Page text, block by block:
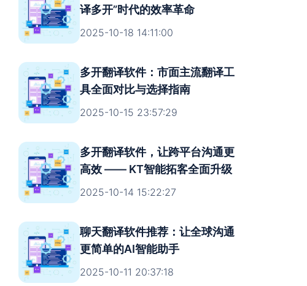
译多开”时代的效率革命
2025-10-18 14:11:00
多开翻译软件：市面主流翻译工
具全面对比与选择指南
2025-10-15 23:57:29
多开翻译软件，让跨平台沟通更
高效 —— KT智能拓客全面升级
2025-10-14 15:22:27
聊天翻译软件推荐：让全球沟通
更简单的AI智能助手
2025-10-11 20:37:18